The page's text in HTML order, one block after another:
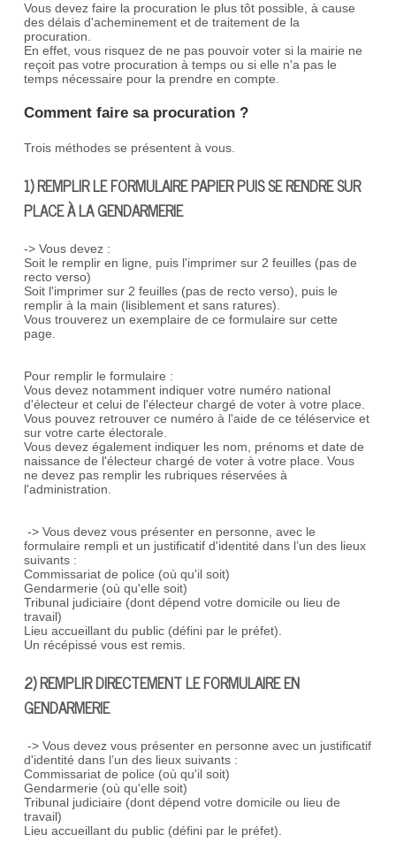
Vous devez faire la procuration le plus tôt possible, à cause
des délais d'acheminement et de traitement de la
procuration.
En effet, vous risquez de ne pas pouvoir voter si la mairie ne
reçoit pas votre procuration à temps ou si elle n'a pas le
temps nécessaire pour la prendre en compte.
Comment faire sa procuration ?
Trois méthodes se présentent à vous.
1) REMPLIR LE FORMULAIRE PAPIER PUIS SE RENDRE SUR
PLACE À LA GENDARMERIE
-> Vous devez :
Soit le remplir en ligne, puis l'imprimer sur 2 feuilles (pas de
recto verso)
Soit l'imprimer sur 2 feuilles (pas de recto verso), puis le
remplir à la main (lisiblement et sans ratures).
Vous trouverez un exemplaire de ce formulaire sur cette
page.
Pour remplir le formulaire :
Vous devez notamment indiquer votre numéro national
d'électeur et celui de l'électeur chargé de voter à votre place.
Vous pouvez retrouver ce numéro à l'aide de ce téléservice et
sur votre carte électorale.
Vous devez également indiquer les nom, prénoms et date de
naissance de l'électeur chargé de voter à votre place. Vous
ne devez pas remplir les rubriques réservées à
l'administration.
-> Vous devez vous présenter en personne, avec le
formulaire rempli et un justificatif d'identité dans l’un des lieux
suivants :
Commissariat de police (où qu'il soit)
Gendarmerie (où qu'elle soit)
Tribunal judiciaire (dont dépend votre domicile ou lieu de
travail)
Lieu accueillant du public (défini par le préfet).
Un récépissé vous est remis.
2) REMPLIR DIRECTEMENT LE FORMULAIRE EN
GENDARMERIE
-> Vous devez vous présenter en personne avec un justificatif
d'identité dans l’un des lieux suivants :
Commissariat de police (où qu'il soit)
Gendarmerie (où qu'elle soit)
Tribunal judiciaire (dont dépend votre domicile ou lieu de
travail)
Lieu accueillant du public (défini par le préfet).